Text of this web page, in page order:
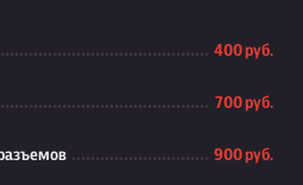
400 руб.
700 руб.
900 руб.